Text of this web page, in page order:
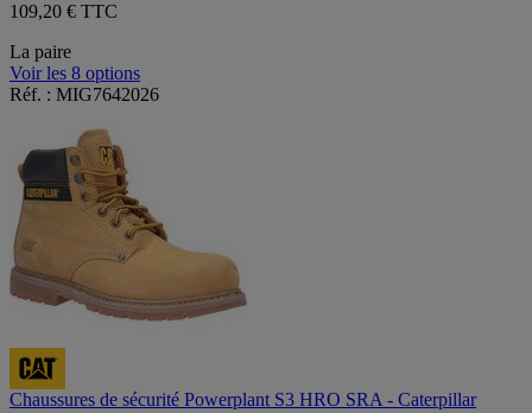
109,20 € TTC
La paire
Voir les 8 options
Réf. : MIG7642026
Chaussures de sécurité Powerplant S3 HRO SRA - Caterpillar